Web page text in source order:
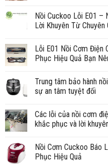
Nồi Cuckoo Lỗi E01 –
Lời Khuyên Từ Chuyên
Lỗi E01 Nồi Cơm Điện
Phục Hiệu Quả Bạn
Trung tâm bảo hành
sự an tâm tuyệt đối
Các lỗi của nồi cơm
khắc phục và lời
Nồi Cơm Cuckoo Báo
Phục Hiệu Quả